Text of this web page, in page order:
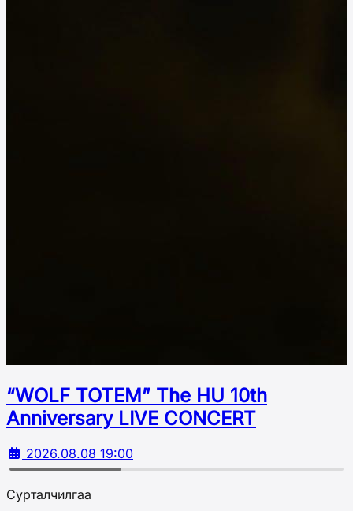
“WOLF TOTEM” The HU 10th
Аnniversary LIVE CONCERT
2026.08.08 19:00
Сурталчилгаа